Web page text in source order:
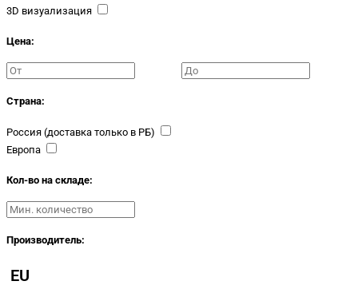
3D визуализация
Цена:
Страна:
Россия (доставка только в РБ)
Европа
Кол-во на складе:
Производитель:
EU